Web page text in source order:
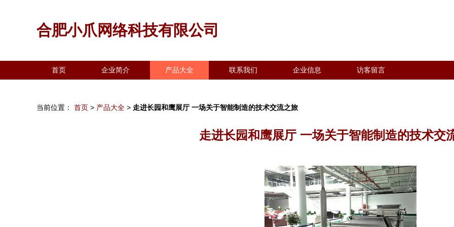
合肥小爪网络科技有限公司
首页 企业简介 产品大全 联系我们 企业信息 访客留言
当前位置： 首页 > 产品大全 > 走进长园和鹰展厅 一场关于智能制造的技术交流之旅
走进长园和鹰展厅 一场关于智能制造的技术交